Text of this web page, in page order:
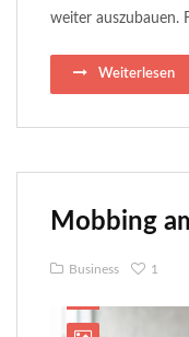
weiter auszubauen.
Weiterlesen
Mobbing
Business 1